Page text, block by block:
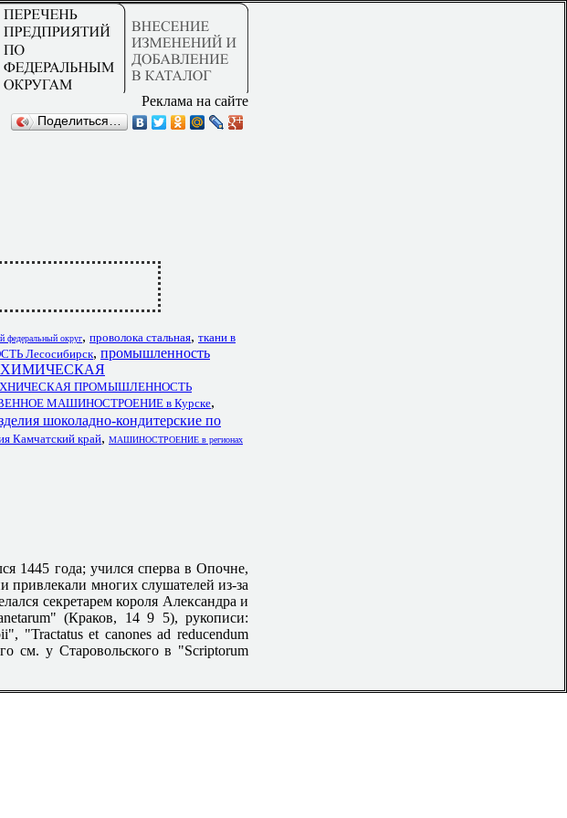
Реклама на сайте
Поделиться…
федеральный округ, проволока стальная, ткани в
Лесосибирск, промышленность
ХИМИЧЕСКАЯ
ПРОМЫШЛЕННОСТЬ
МАШИНОСТРОЕНИЕ в Курске,
шоколадно-кондитерские по
Камчатский край, МАШИНОСТРОЕНИЕ в регионах
1445 года; учился сперва в Опочне,
привлекали многих слушателей из-за
секретарем короля Александра и
(Краков, 14 9 5), рукописи:
"Tractatus et canones ad reducendum
см. у Старовольского в "Scriptorum